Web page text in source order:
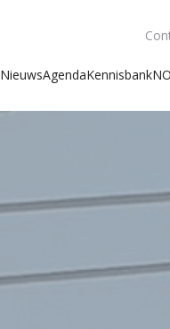
NieuwsAgendaKennisbank